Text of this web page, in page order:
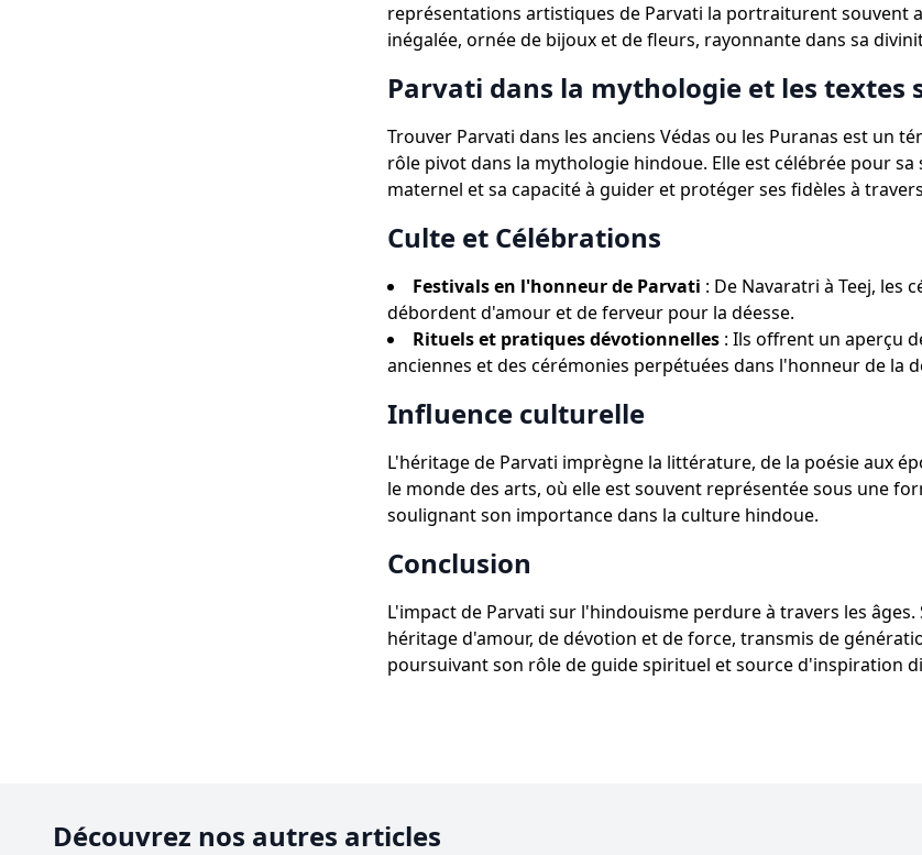
représentations artistiques de Parvati la portraiturent souvent
inégalée, ornée de bijoux et de fleurs, rayonnante dans sa
Parvati dans la mythologie et les textes
Trouver Parvati dans les anciens Védas ou les Puranas est un
rôle pivot dans la mythologie hindoue. Elle est célébrée pour sa
maternel et sa capacité à guider et protéger ses fidèles à
Culte et Célébrations
Festivals en l'honneur de Parvati : De Navaratri à Teej, les
débordent d'amour et de ferveur pour la déesse.
Rituels et pratiques dévotionnelles : Ils offrent un aperçu
anciennes et des cérémonies perpétuées dans l'honneur de la
Influence culturelle
L'héritage de Parvati imprègne la littérature, de la poésie aux
le monde des arts, où elle est souvent représentée sous une
soulignant son importance dans la culture hindoue.
Conclusion
L'impact de Parvati sur l'hindouisme perdure à travers les
héritage d'amour, de dévotion et de force, transmis de
poursuivant son rôle de guide spirituel et source d'inspiration
Découvrez nos autres articles